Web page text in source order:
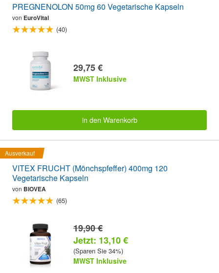
PREGNENOLON 50mg 60 Vegetarische Kapseln
von EuroVital
(40)
29,75 €
MWST Inklusive
in den Warenkorb
Ausverkauf
VITEX FRUCHT (Mönchspfeffer) 400mg 120
Vegetarische Kapseln
von BIOVEA
(65)
19,90 €
Jetzt: 13,10 €
(Sparen Sie 34%)
MWST Inklusive